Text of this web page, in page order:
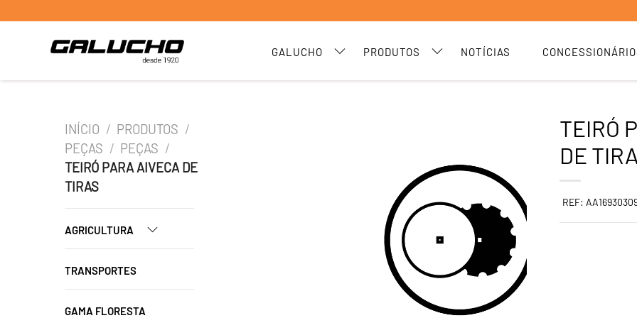
GALUCHO PRODUTOS NOTÍCIAS
INÍCIO / PRODUTOS /
PEÇAS / PEÇAS /
TEIRÓ PARA AIVECA DE
TIRAS
AGRICULTURA
TRANSPORTES
GAMA FLORESTA
TEIRÓ
DE
REF: